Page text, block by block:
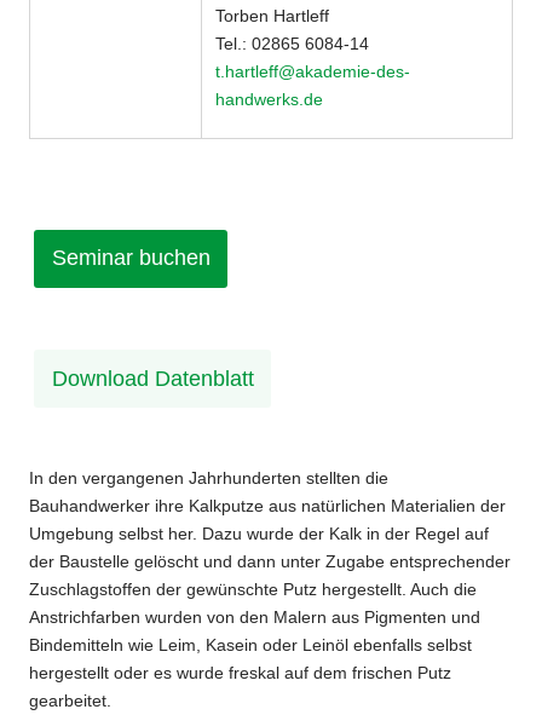
Torben Hartleff
Tel.: 02865 6084-14
t.hartleff@akademie-des-
handwerks.de
Seminar buchen
Download Datenblatt
In den vergangenen Jahrhunderten stellten die
Bauhandwerker ihre Kalkputze aus natürlichen Materialien der
Umgebung selbst her. Dazu wurde der Kalk in der Regel auf
der Baustelle gelöscht und dann unter Zugabe entsprechender
Zuschlagstoffen der gewünschte Putz hergestellt. Auch die
Anstrichfarben wurden von den Malern aus Pigmenten und
Bindemitteln wie Leim, Kasein oder Leinöl ebenfalls selbst
hergestellt oder es wurde freskal auf dem frischen Putz
gearbeitet.